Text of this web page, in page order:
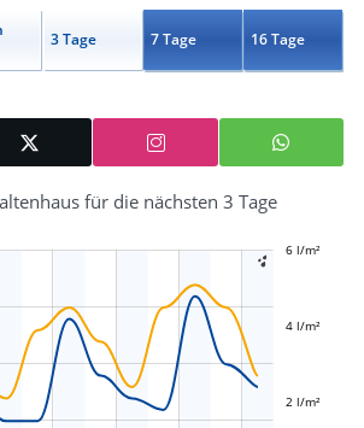
3 Tage 7 Tage 16 Tage
für die nächsten 3 Tage

-2 l/m²
-1 l/m²
1 l/m²
2 l/m²
3 l/m²
4 l/m²
8 l/m²
6 l/m²
-4 l/m²